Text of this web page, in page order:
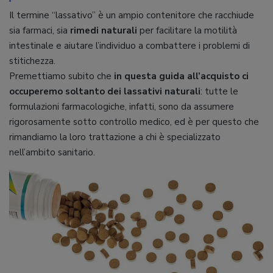
Il termine “lassativo” è un ampio contenitore che racchiude
sia farmaci, sia rimedi naturali per facilitare la motilità
intestinale e aiutare l’individuo a combattere i problemi di
stitichezza.
Premettiamo subito che in questa guida all’acquisto ci
occuperemo soltanto dei lassativi naturali: tutte le
formulazioni farmacologiche, infatti, sono da assumere
rigorosamente sotto controllo medico, ed è per questo che
rimandiamo la loro trattazione a chi è specializzato
nell’ambito sanitario.